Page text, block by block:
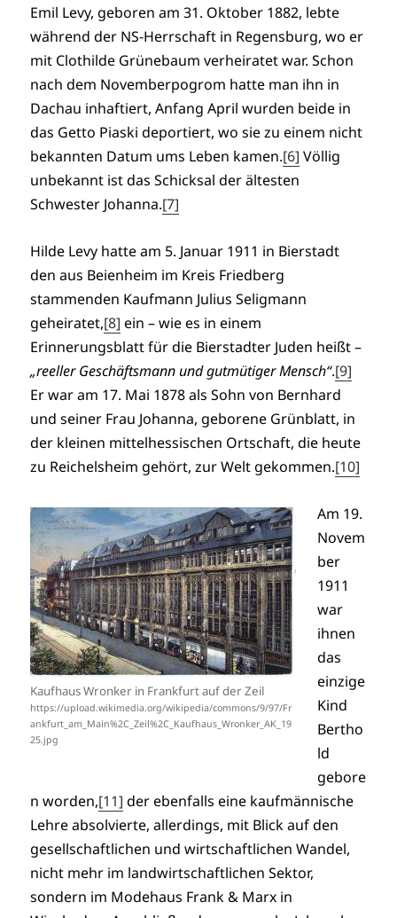
Emil Levy, geboren am 31. Oktober 1882, lebte
während der NS-Herrschaft in Regensburg, wo er
mit Clothilde Grünebaum verheiratet war. Schon
nach dem Novemberpogrom hatte man ihn in
Dachau inhaftiert, Anfang April wurden beide in
das Getto Piaski deportiert, wo sie zu einem nicht
bekannten Datum ums Leben kamen.[6] Völlig
unbekannt ist das Schicksal der ältesten
Schwester Johanna.[7]
Hilde Levy hatte am 5. Januar 1911 in Bierstadt
den aus Beienheim im Kreis Friedberg
stammenden Kaufmann Julius Seligmann
geheiratet,[8] ein – wie es in einem
Erinnerungsblatt für die Bierstadter Juden heißt –
„reeller Geschäftsmann und gutmütiger Mensch“.[9]
Er war am 17. Mai 1878 als Sohn von Bernhard
und seiner Frau Johanna, geborene Grünblatt, in
der kleinen mittelhessischen Ortschaft, die heute
zu Reichelsheim gehört, zur Welt gekommen.[10]
Kaufhaus Wronker in Frankfurt auf der Zeil
https://upload.wikimedia.org/wikipedia/commons/9/97/Fr
ankfurt_am_Main%2C_Zeil%2C_Kaufhaus_Wronker_AK_19
25.jpg
Am 19.
Novem
ber
1911
war
ihnen
das
einzige
Kind
Bertho
ld
gebore
n worden,[11] der ebenfalls eine kaufmännische
Lehre absolvierte, allerdings, mit Blick auf den
gesellschaftlichen und wirtschaftlichen Wandel,
nicht mehr im landwirtschaftlichen Sektor,
sondern im Modehaus Frank & Marx in